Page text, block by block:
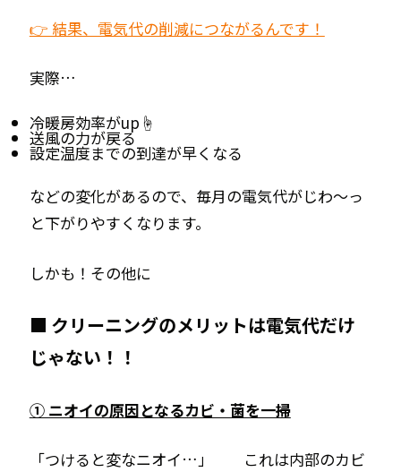
👉 結果、電気代の削減につながるんです！
実際…
冷暖房効率がup☝
送風の力が戻る
設定温度までの到達が早くなる
などの変化があるので、毎月の電気代がじわ〜っ
と下がりやすくなります。
しかも！その他に
■ クリーニングのメリットは電気代だけ
じゃない！！
① ニオイの原因となるカビ・菌を一掃
「つけると変なニオイ…」 これは内部のカビ